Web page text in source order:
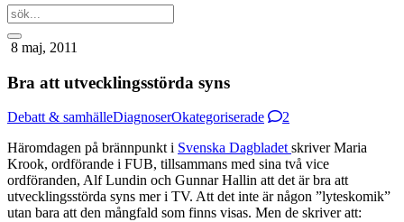
8 maj, 2011
Bra att utvecklingsstörda syns
Debatt & samhälleDiagnoserOkategoriserade
2
Häromdagen på brännpunkt i Svenska Dagbladetskriver Maria
Krook, ordförande i FUB, tillsammans med sina två vice
ordföranden, Alf Lundin och Gunnar Hallin att det är bra att
utvecklingsstörda syns mer i TV. Att det inte är någon ”lyteskomik”
utan bara att den mångfald som finns visas. Men de skriver att: